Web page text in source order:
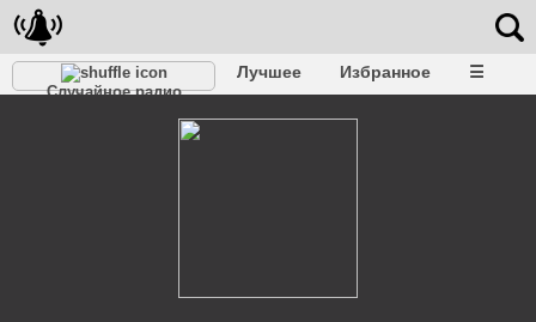
Случайное радио
Лучшее Избранное ☰